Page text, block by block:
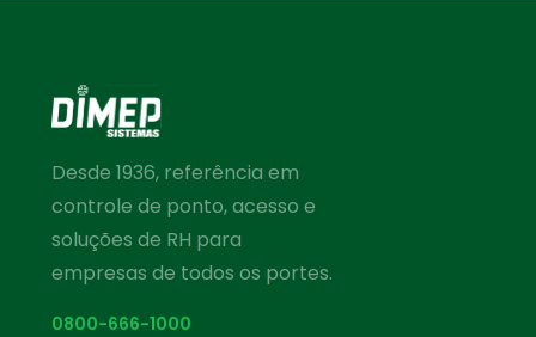
Desde 1936, referência em
controle de ponto, acesso e
soluções de RH para
empresas de todos os portes.
0800-666-1000